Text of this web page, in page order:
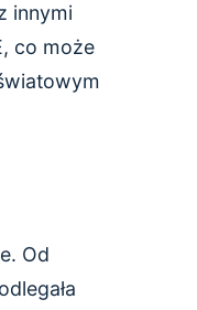
innymi
co może
Od